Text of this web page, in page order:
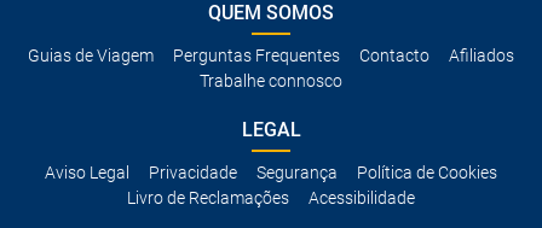
QUEM SOMOS
Guias de Viagem Perguntas Frequentes Contacto
Afiliados
Trabalhe connosco
LEGAL
Aviso Legal Privacidade Segurança
Política de Cookies
Livro de Reclamações
Acessibilidade